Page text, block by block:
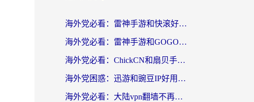
海外党必看：雷神手游和快滚好用吗？3步选对回国加速器无缝刷国内资源
海外党必看：雷神手游和GOGO好用吗？3步选对回国加速器，无缝刷剧玩原神
海外党必看：ChickCN和扇贝手游好用吗？3步选对回国加速器无缝刷国内资源
海外党困惑：迅游和豌豆IP好用吗？选对回国加速器，刷剧游戏再也不卡
海外党必看：大陆vpn翻墙不再难！选对加速器，无缝刷国内资源